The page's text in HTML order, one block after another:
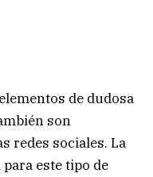
de dudosa
son
redes sociales. La
este tipo de